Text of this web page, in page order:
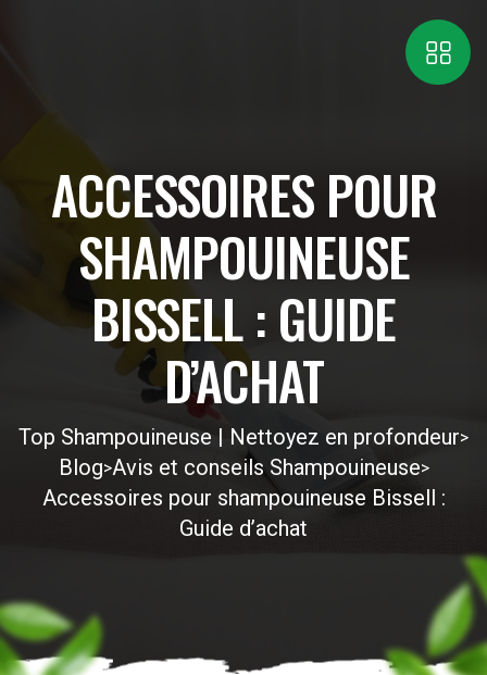
ACCESSOIRES POUR
SHAMPOUINEUSE
BISSELL : GUIDE
D’ACHAT
Top Shampouineuse | Nettoyez en profondeur>
Blog>Avis et conseils Shampouineuse>
Accessoires pour shampouineuse Bissell :
Guide d’achat